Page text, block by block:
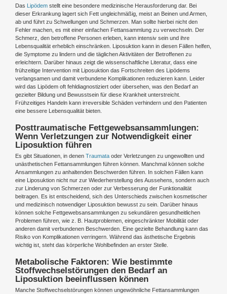
Das Lipödem stellt eine besondere medizinische Herausforderung dar. Bei
dieser Erkrankung lagert sich Fett ungleichmäßig, meist an Beinen und Armen,
ab und führt zu Schwellungen und Schmerzen. Man sollte hierbei nicht den
Fehler machen, es mit einer einfachen Fettansammlung zu verwechseln. Der
Schmerz, den betroffene Personen erleben, kann intensiv sein und ihre
Lebensqualität erheblich einschränken. Liposuktion kann in diesen Fällen helfen,
die Symptome zu lindern und die täglichen Aktivitäten der Betroffenen zu
erleichtern. Darüber hinaus zeigt die wissenschaftliche Literatur, dass eine
frühzeitige Intervention mit Liposuktion das Fortschreiten des Lipödems
verlangsamen und damit verbundene Komplikationen reduzieren kann. Leider
wird das Lipödem oft fehldiagnostiziert oder übersehen, was den Bedarf an
gezielter Bildung und Bewusstsein für diese Krankheit unterstreicht.
Frühzeitiges Handeln kann irreversible Schäden verhindern und den Patienten
eine bessere Lebensqualität bieten.
Posttraumatische Fettgewebsansammlungen:
Wenn Verletzungen zur Notwendigkeit einer
Liposuktion führen
Es gibt Situationen, in denen Traumata oder Verletzungen zu ungewollten und
unästhetischen Fettansammlungen führen können. Manchmal können solche
Ansammlungen zu anhaltenden Beschwerden führen. In solchen Fällen kann
eine Liposuktion nicht nur zur Wiederherstellung des Aussehens, sondern auch
zur Linderung von Schmerzen oder zur Verbesserung der Funktionalität
beitragen. Es ist entscheidend, sich des Unterschieds zwischen kosmetischer
und medizinisch notwendiger Liposuktion bewusst zu sein. Darüber hinaus
können solche Fettgewebsansammlungen zu sekundären gesundheitlichen
Problemen führen, wie z. B. Hautproblemen, eingeschränkter Mobilität oder
anderen damit verbundenen Beschwerden. Eine gezielte Behandlung kann das
Risiko von Komplikationen verringern. Während das ästhetische Ergebnis
wichtig ist, steht das körperliche Wohlbefinden an erster Stelle.
Metabolische Faktoren: Wie bestimmte
Stoffwechselstörungen den Bedarf an
Liposuktion beeinflussen können
Manche Stoffwechselstörungen können ungewöhnliche Fettansammlungen